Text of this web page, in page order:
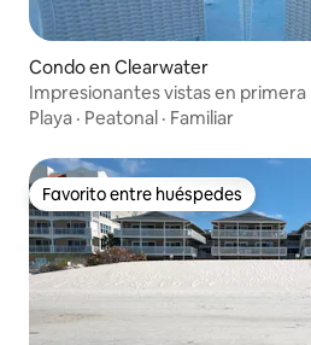
Condo en Clearwater
Impresionantes vistas en primera
Playa · Peatonal · Familiar
Favorito entre huéspedes
Favorito entre huéspedes